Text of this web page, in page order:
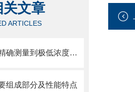
关文章
ARTICLES
流式细胞仪能够精确测量到极低浓度的标记物
组成部分及性能特点